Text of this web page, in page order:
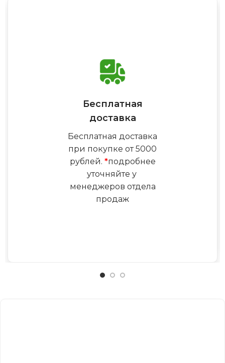
Бесплатная
доставка
Бесплатная доставка
при покупке от 5000
рублей. *подробнее
уточняйте у
менеджеров отдела
продаж